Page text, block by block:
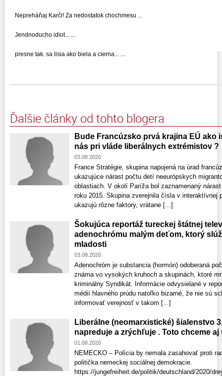
Nepreháňaj Karči! Za nedostatok chochmesu ...
Jendnoducho idiot... ...
presne tak. sa lisia ako biela a cierna... ...
Ďalšie články od tohto blogera
Bude Francúzsko prvá krajina EÚ ako
nás pri vláde liberálnych extrémistov ?
03.08.2020
France Stratégie, skupina napojená na úrad
ukazujúce nárast počtu detí neeurópskych
oblastiach. V okolí Paríža bol zaznamenaný
roku 2015. Skupina zverejnila čísla v interaktívnej
ukazujú rôzne faktory, vrátane [...]
Šokujúca reportáž tureckej štátnej
adenochrómu malým deťom, ktorý
mladosti
03.08.2020
Adenochróm je substancia (hormón) odoberaná
známa vo vysokých kruhoch a skupinách, ktoré
kriminálny Syndikát. Informácie odvysielané v
médií hlavného prúdu natoľko bizarné, že nie sú
informovať verejnosť v takom [...]
Liberálne (neomarxistické) šialenstvo
napreduje a zrýchľuje . Toto chceme aj
01.08.2020
NEMECKO – Polícia by nemala zasahovať proti
politička nemeckej sociálnej demokracie.
https://jungefreiheit.de/politik/deutschland/2020/